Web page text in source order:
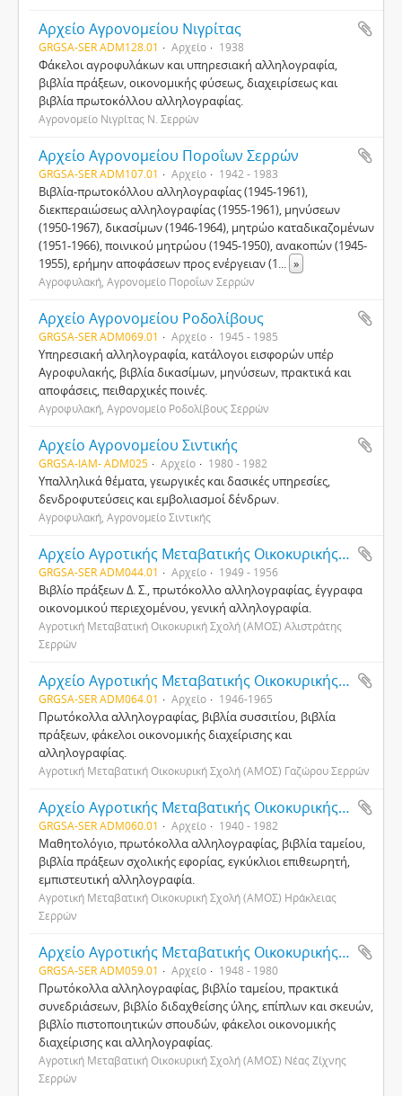
Αρχείο Αγρονομείου Νιγρίτας
GRGSA-SER ADM128.01 Αρχείο 1938
Φάκελοι αγροφυλάκων και υπηρεσιακή αλληλογραφία,
βιβλία πράξεων, οικονομικής φύσεως, διαχειρίσεως και
βιβλία πρωτοκόλλου αλληλογραφίας.
Αγρονομείο Νιγρίτας Ν. Σερρών
Αρχείο Αγρονομείου Ποροΐων Σερρών
GRGSA-SER ADM107.01 Αρχείο 1942 - 1983
Βιβλία-πρωτοκόλλου αλληλογραφίας (1945-1961),
διεκπεραιώσεως αλληλογραφίας (1955-1961), μηνύσεων
(1950-1967), δικασίμων (1946-1964), μητρώο καταδικαζομένων
(1951-1966), ποινικού μητρώου (1945-1950), ανακοπών (1945-
1955), ερήμην αποφάσεων προς ενέργειαν (1... »
Αγροφυλακή, Αγρονομείο Ποροΐων Σερρών
Αρχείο Αγρονομείου Ροδολίβους
GRGSA-SER ADM069.01 Αρχείο 1945 - 1985
Υπηρεσιακή αλληλογραφία, κατάλογοι εισφορών υπέρ
Αγροφυλακής, βιβλία δικασίμων, μηνύσεων, πρακτικά και
αποφάσεις, πειθαρχικές ποινές.
Αγροφυλακή, Αγρονομείο Ροδολίβους Σερρών
Αρχείο Αγρονομείου Σιντικής
GRGSA-IAM- ADM025 Αρχείο 1980 - 1982
Υπαλληλικά θέματα, γεωργικές και δασικές υπηρεσίες,
δενδροφυτεύσεις και εμβολιασμοί δένδρων.
Αγροφυλακή, Αγρονομείο Σιντικής
Αρχείο Αγροτικής Μεταβατικής Οικοκυρικής Σχολής Αλιστράτης Σερρών
GRGSA-SER ADM044.01 Αρχείο 1949 - 1956
Βιβλίο πράξεων Δ. Σ., πρωτόκολλο αλληλογραφίας, έγγραφα
οικονομικού περιεχομένου, γενική αλληλογραφία.
Αγροτική Μεταβατική Οικοκυρική Σχολή (ΑΜΟΣ) Αλιστράτης
Σερρών
Αρχείο Αγροτικής Μεταβατικής Οικοκυρικής Σχολής Γαζώρου Σερρών
GRGSA-SER ADM064.01 Αρχείο 1946-1965
Πρωτόκολλα αλληλογραφίας, βιβλία συσσιτίου, βιβλία
πράξεων, φάκελοι οικονομικής διαχείρισης και
αλληλογραφίας.
Αγροτική Μεταβατική Οικοκυρική Σχολή (ΑΜΟΣ) Γαζώρου Σερρών
Αρχείο Αγροτικής Μεταβατικής Οικοκυρικής Σχολής Ηράκλειας Σερρών
GRGSA-SER ADM060.01 Αρχείο 1940 - 1982
Μαθητολόγιο, πρωτόκολλα αλληλογραφίας, βιβλία ταμείου,
βιβλία πράξεων σχολικής εφορίας, εγκύκλιοι επιθεωρητή,
εμπιστευτική αλληλογραφία.
Αγροτική Μεταβατική Οικοκυρική Σχολή (ΑΜΟΣ) Ηράκλειας
Σερρών
Αρχείο Αγροτικής Μεταβατικής Οικοκυρικής Σχολής Νέας Ζίχνης Σερρών
GRGSA-SER ADM059.01 Αρχείο 1948 - 1980
Πρωτόκολλα αλληλογραφίας, βιβλίο ταμείου, πρακτικά
συνεδριάσεων, βιβλίο διδαχθείσης ύλης, επίπλων και σκευών,
βιβλίο πιστοποιητικών σπουδών, φάκελοι οικονομικής
διαχείρισης και αλληλογραφίας.
Αγροτική Μεταβατική Οικοκυρική Σχολή (ΑΜΟΣ) Νέας Ζίχνης
Σερρών